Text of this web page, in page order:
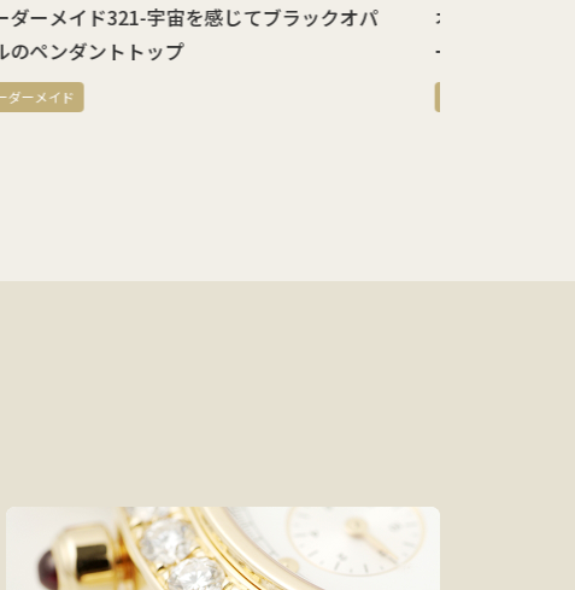
オーダーメイド320-小粒のルースを持込してオ
ーダーメイドでつくる
オーダーメイド